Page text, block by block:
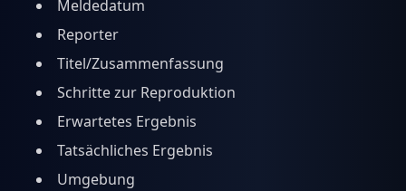
Meldedatum
Reporter
Titel/Zusammenfassung
Schritte zur Reproduktion
Erwartetes Ergebnis
Tatsächliches Ergebnis
Umgebung